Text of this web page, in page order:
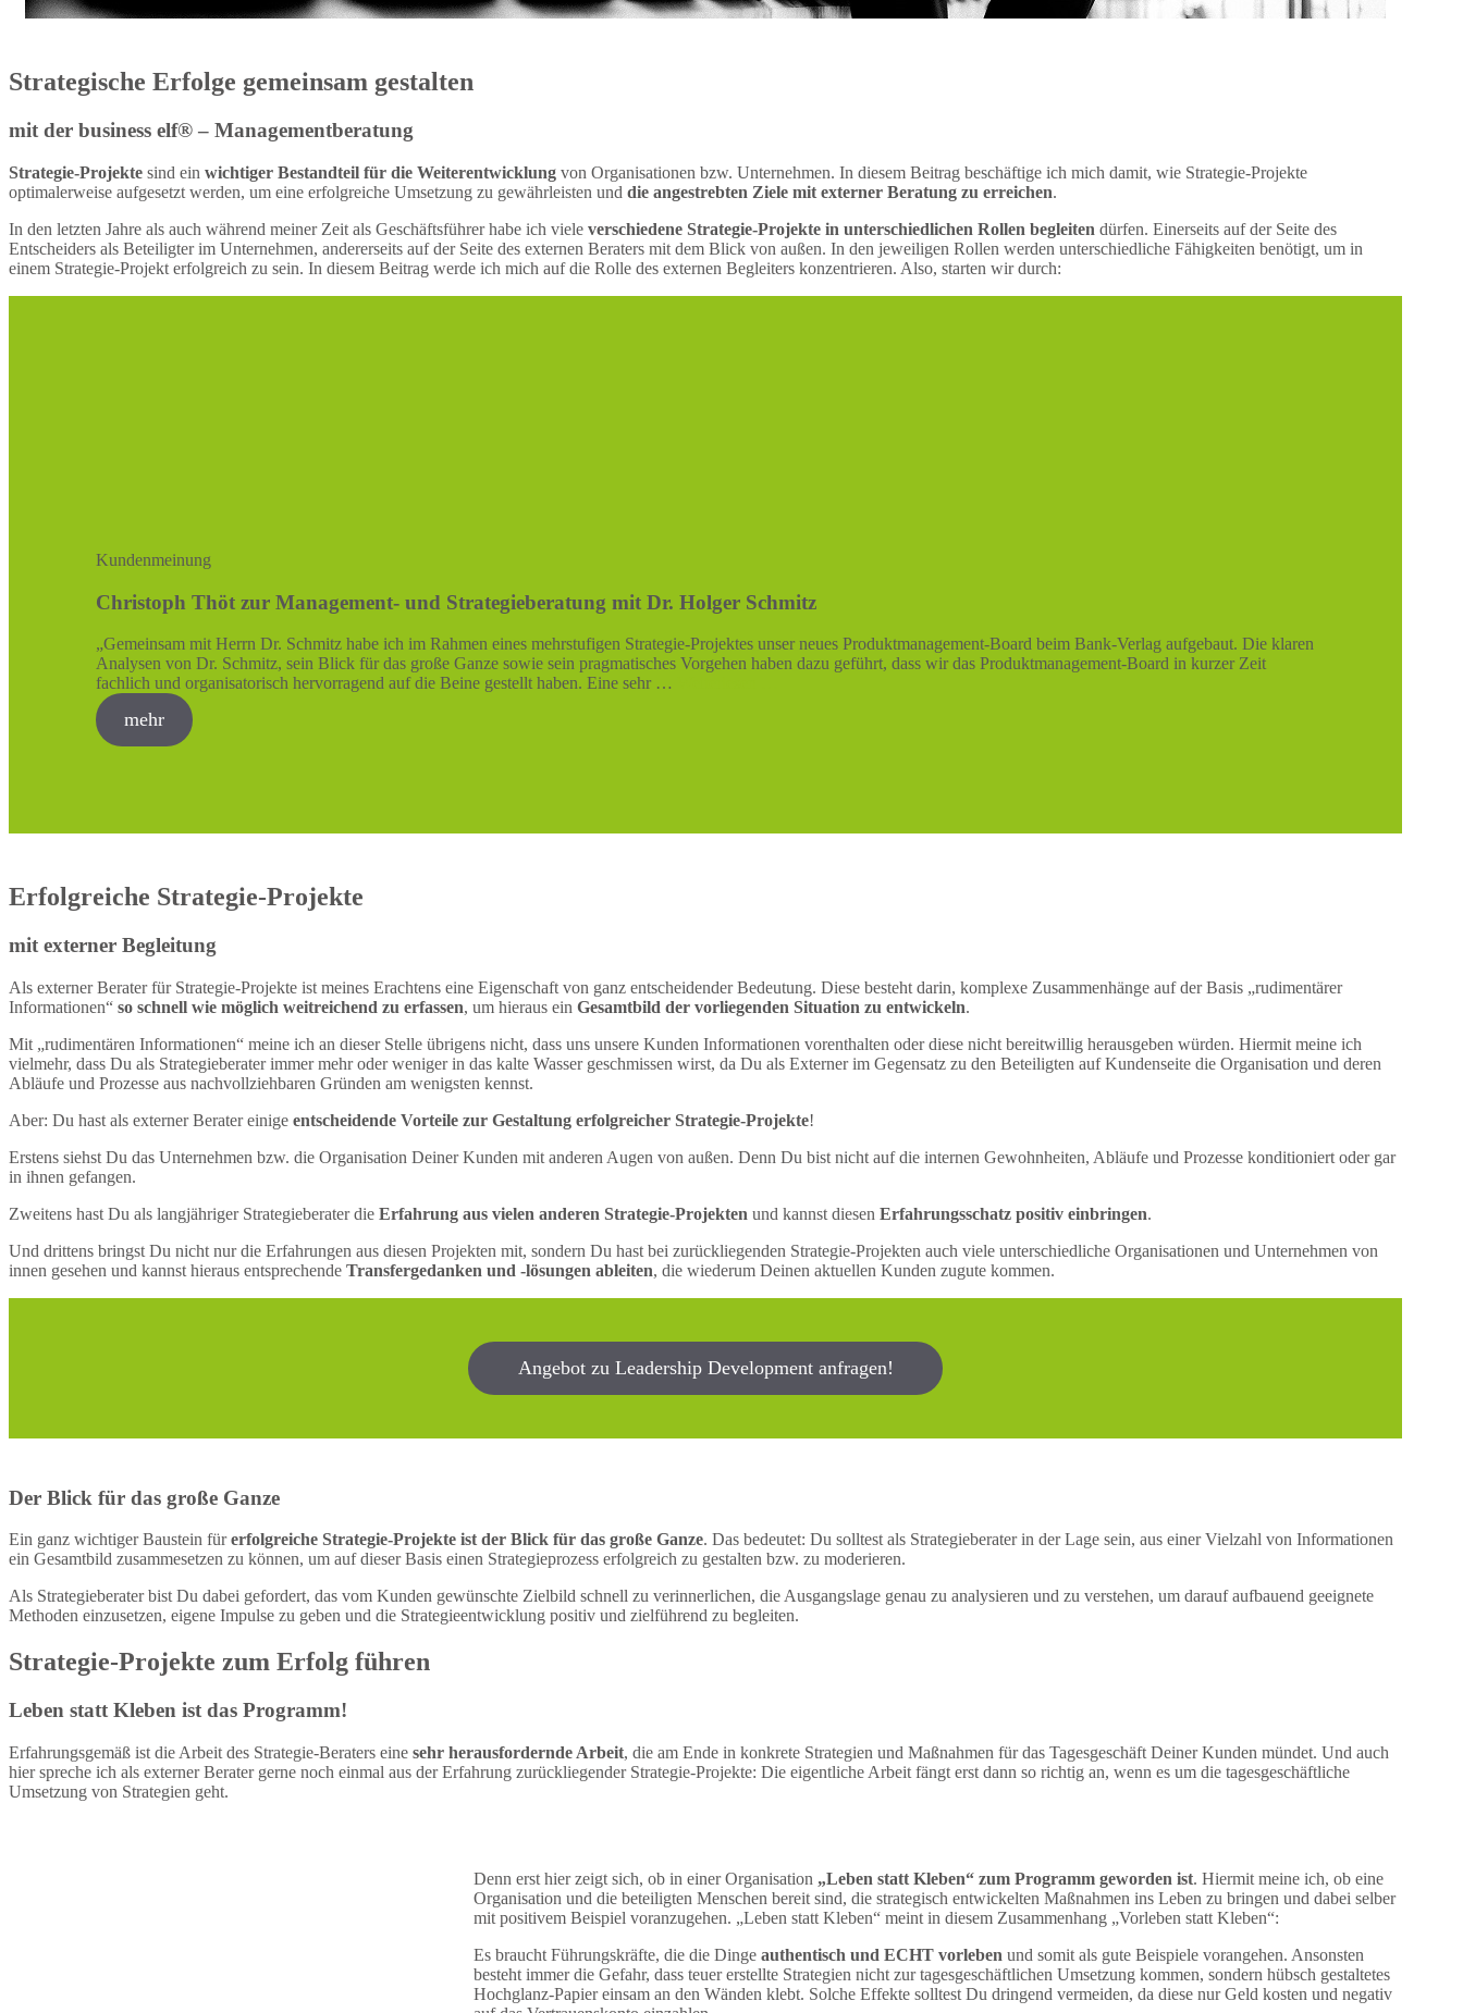
Strategische Erfolge gemeinsam gestalten
mit der business elf® – Managementberatung
Strategie-Projekte sind ein wichtiger Bestandteil für die Weiterentwicklung von Organisationen bzw. Unternehmen. In diesem Beitrag beschäftige ich mich damit, wie Strategie-Projekte
optimalerweise aufgesetzt werden, um eine erfolgreiche Umsetzung zu gewährleisten und die angestrebten Ziele mit externer Beratung zu erreichen.
In den letzten Jahre als auch während meiner Zeit als Geschäftsführer habe ich viele verschiedene Strategie-Projekte in unterschiedlichen Rollen begleiten dürfen. Einerseits auf der Seite des
Entscheiders als Beteiligter im Unternehmen, andererseits auf der Seite des externen Beraters mit dem Blick von außen. In den jeweiligen Rollen werden unterschiedliche Fähigkeiten benötigt, um in
einem Strategie-Projekt erfolgreich zu sein. In diesem Beitrag werde ich mich auf die Rolle des externen Begleiters konzentrieren. Also, starten wir durch:
Kundenmeinung
Christoph Thöt zur Management- und Strategieberatung mit Dr. Holger Schmitz
„Gemeinsam mit Herrn Dr. Schmitz habe ich im Rahmen eines mehrstufigen Strategie-Projektes unser neues Produktmanagement-Board beim Bank-Verlag aufgebaut. Die klaren
Analysen von Dr. Schmitz, sein Blick für das große Ganze sowie sein pragmatisches Vorgehen haben dazu geführt, dass wir das Produktmanagement-Board in kurzer Zeit
fachlich und organisatorisch hervorragend auf die Beine gestellt haben. Eine sehr …
mehr
Erfolgreiche Strategie-Projekte
mit externer Begleitung
Als externer Berater für Strategie-Projekte ist meines Erachtens eine Eigenschaft von ganz entscheidender Bedeutung. Diese besteht darin, komplexe Zusammenhänge auf der Basis „rudimentärer
Informationen“ so schnell wie möglich weitreichend zu erfassen, um hieraus ein Gesamtbild der vorliegenden Situation zu entwickeln.
Mit „rudimentären Informationen“ meine ich an dieser Stelle übrigens nicht, dass uns unsere Kunden Informationen vorenthalten oder diese nicht bereitwillig herausgeben würden. Hiermit meine ich
vielmehr, dass Du als Strategieberater immer mehr oder weniger in das kalte Wasser geschmissen wirst, da Du als Externer im Gegensatz zu den Beteiligten auf Kundenseite die Organisation und deren
Abläufe und Prozesse aus nachvollziehbaren Gründen am wenigsten kennst.
Aber: Du hast als externer Berater einige entscheidende Vorteile zur Gestaltung erfolgreicher Strategie-Projekte!
Erstens siehst Du das Unternehmen bzw. die Organisation Deiner Kunden mit anderen Augen von außen. Denn Du bist nicht auf die internen Gewohnheiten, Abläufe und Prozesse konditioniert oder gar
in ihnen gefangen.
Zweitens hast Du als langjähriger Strategieberater die Erfahrung aus vielen anderen Strategie-Projekten und kannst diesen Erfahrungsschatz positiv einbringen.
Und drittens bringst Du nicht nur die Erfahrungen aus diesen Projekten mit, sondern Du hast bei zurückliegenden Strategie-Projekten auch viele unterschiedliche Organisationen und Unternehmen von
innen gesehen und kannst hieraus entsprechende Transfergedanken und -lösungen ableiten, die wiederum Deinen aktuellen Kunden zugute kommen.
Angebot zu Leadership Development anfragen!
Der Blick für das große Ganze
Ein ganz wichtiger Baustein fürerfolgreiche Strategie-Projekte ist der Blick für das große Ganze. Das bedeutet: Du solltest als Strategieberater in der Lage sein, aus einer Vielzahl von Informationen
ein Gesamtbild zusammesetzen zu können, um auf dieser Basis einen Strategieprozess erfolgreich zu gestalten bzw. zu moderieren.
Als Strategieberater bist Du dabei gefordert, das vom Kunden gewünschte Zielbild schnell zu verinnerlichen, die Ausgangslage genau zu analysieren und zu verstehen, um darauf aufbauend geeignete
Methoden einzusetzen, eigene Impulse zu geben und die Strategieentwicklung positiv und zielführend zu begleiten.
Strategie-Projekte zum Erfolg führen
Leben statt Kleben ist das Programm!
Erfahrungsgemäß ist die Arbeit des Strategie-Beraters eine sehr herausfordernde Arbeit, die am Ende in konkrete Strategien und Maßnahmen für das Tagesgeschäft Deiner Kunden mündet. Und auch
hier spreche ich als externer Berater gerne noch einmal aus der Erfahrung zurückliegender Strategie-Projekte: Die eigentliche Arbeit fängt erst dann so richtig an, wenn es um die tagesgeschäftliche
Umsetzung von Strategien geht.
Denn erst hier zeigt sich, ob in einer Organisation „Leben statt Kleben“ zum Programm geworden ist. Hiermit meine ich, ob eine
Organisation und die beteiligten Menschen bereit sind, die strategisch entwickelten Maßnahmen ins Leben zu bringen und dabei selber
mit positivem Beispiel voranzugehen. „Leben statt Kleben“ meint in diesem Zusammenhang „Vorleben statt Kleben“:
Es braucht Führungskräfte, die die Dinge authentisch und ECHT vorleben und somit als gute Beispiele vorangehen. Ansonsten
besteht immer die Gefahr, dass teuer erstellte Strategien nicht zur tagesgeschäftlichen Umsetzung kommen, sondern hübsch gestaltetes
Hochglanz-Papier einsam an den Wänden klebt. Solche Effekte solltest Du dringend vermeiden, da diese nur Geld kosten und negativ